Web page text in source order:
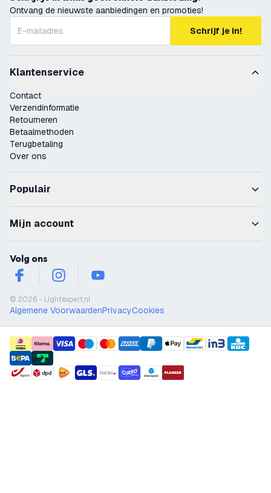
Ontvang de nieuwste aanbiedingen en promoties!
Schrijf je in!
Klantenservice
Contact
Verzendinformatie
Retourneren
Betaalmethoden
Terugbetaling
Over ons
Populair
Mijn account
Volg ons
facebookinstagramyoutube
© 2026 - Lightexpert.nl
Algemene VoorwaardenPrivacyCookies
payment methods
shipment methods